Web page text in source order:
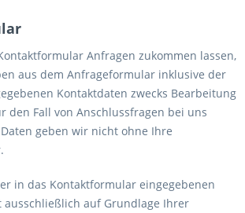
Anfragen zukommen lassen,
aus dem Anfrageformular inklusive der
Kontaktdaten zwecks Bearbeitung
den Fall von Anschlussfragen bei uns
geben wir nicht ohne Ihre
in das Kontaktformular eingegebenen
ausschließlich auf Grundlage Ihrer